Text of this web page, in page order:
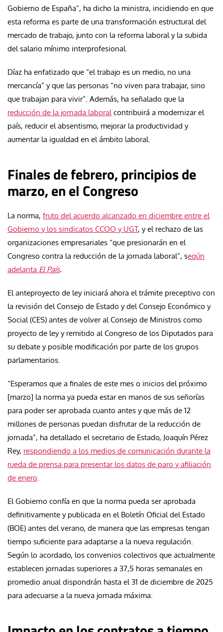
Gobierno de España”, ha dicho la ministra, incidiendo en que
esta reforma es parte de una transformación estructural del
mercado de trabajo, junto con la reforma laboral y la subida
del salario mínimo interprofesional.
Díaz ha enfatizado que “el trabajo es un medio, no una
mercancía” y que las personas “no viven para trabajar, sino
que trabajan para vivir”. Además, ha señalado que la
reducción de la jornada laboralcontribuirá a modernizar el
país, reducir el absentismo, mejorar la productividad y
aumentar la igualdad en el ámbito laboral.
Finales de febrero, principios de
marzo, en el Congreso
La norma, fruto del acuerdo alcanzado en diciembre entre el
Gobierno y los sindicatos CCOO y UGT, y el rechazo de las
organizaciones empresariales “que presionarán en el
Congreso contra la reducción de la jornada laboral”, según
adelanta El País.
El anteproyecto de ley iniciará ahora el trámite preceptivo con
la revisión del Consejo de Estado y del Consejo Económico y
Social (CES) antes de volver al Consejo de Ministros como
proyecto de ley y remitido al Congreso de los Diputados para
su debate y posible modificación por parte de los grupos
parlamentarios.
“Esperamos que a finales de este mes o inicios del próximo
[marzo] la norma ya pueda estar en manos de sus señorías
para poder ser aprobada cuanto antes y que más de 12
millones de personas puedan disfrutar de la reducción de
jornada”, ha detallado el secretario de Estado, Joaquín Pérez
Rey, respondiendo a los medios de comunicación durante la
rueda de prensa para presentar los datos de paro y afiliación
de enero.
El Gobierno confía en que la norma pueda ser aprobada
definitivamente y publicada en el Boletín Oficial del Estado
(BOE) antes del verano, de manera que las empresas tengan
tiempo suficiente para adaptarse a la nueva regulación.
Según lo acordado, los convenios colectivos que actualmente
establecen jornadas superiores a 37,5 horas semanales en
promedio anual dispondrán hasta el 31 de diciembre de 2025
para adecuarse a la nueva jornada máxima.